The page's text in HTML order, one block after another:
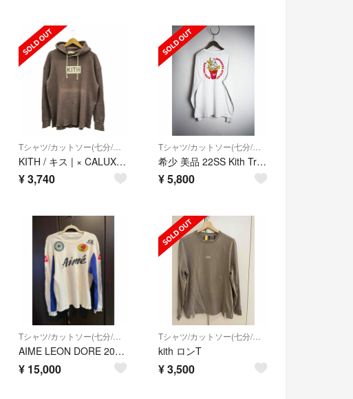
Tシャツ/カットソー(七分/長袖)
KITH / キス | × CALUX サーマル カットソー フーディ | S | ブラウン | メンズ
¥3,740
Tシャツ/カットソー(七分/長袖)
希少 美品 22SS Kith Treats キス 限定 ロンT 326P▲
¥5,800
Tシャツ/カットソー(七分/長袖)
AIME LEON DORE 2024SS｜Long T shirts
¥ 15,000
Tシャツ/カットソー(七分/長袖)
kith ロンT
¥3,500